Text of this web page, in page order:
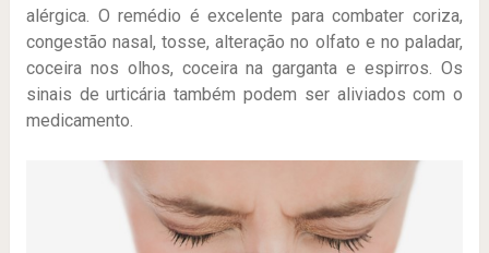
alérgica. O remédio é excelente para combater coriza,
congestão nasal, tosse, alteração no olfato e no paladar,
coceira nos olhos, coceira na garganta e espirros. Os
sinais de urticária também podem ser aliviados com o
medicamento.